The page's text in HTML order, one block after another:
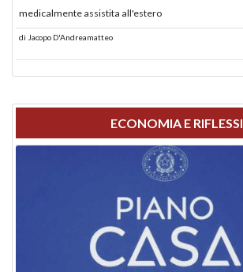
medicalmente assistita all'estero
di Jacopo D'Andreamatteo
ECONOMIA E RIFLESSI